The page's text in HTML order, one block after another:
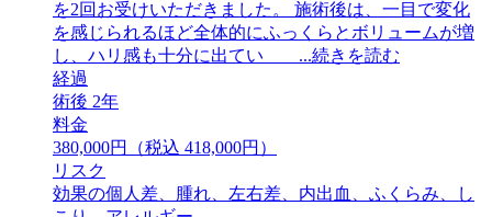
を2回お受けいただきました。 施術後は、一目で変化
を感じられるほど全体的にふっくらとボリュームが増
し、ハリ感も十分に出てい ...続きを読む
経過
術後 2年
料金
380,000円（税込 418,000円）
リスク
効果の個人差、腫れ、左右差、内出血、ふくらみ、し